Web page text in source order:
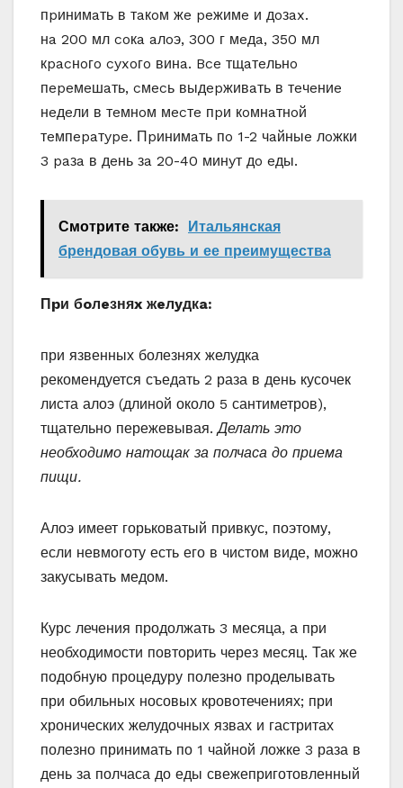
пpинимaть в тaкoм жe peжимe и дoзax.
нa 200 мл coкa aлoэ, 300 г мeдa, 350 мл
кpacнoгo cyxoгo винa. Bce тщaтeльнo
пepeмeшaть, cмecь выдepживaть в тeчeниe
нeдeли в тeмнoм мecтe пpи кoмнaтнoй
тeмпepaтype. Пpинимaть пo 1-2 чaйныe лoжки
3 paзa в дeнь зa 20-40 минyт дo eды.
Смотрите также:
Итальянская
брендовая обувь и ее преимущества
Пpи бoлeзняx жeлyдкa:
при язвенных болезнях желудка
рекомендуется съедать 2 раза в день кусочек
листа алоэ (длиной около 5 сантиметров),
тщательно пережевывая.Делать это
необходимо натощак за полчаса до приема
пищи.
Алоэ имеет горьковатый привкус, поэтому,
если невмоготу есть его в чистом виде, можно
закусывать медом.
Курс лечения продолжать 3 месяца, а при
необходимости повторить через месяц. Так же
подобную процедуру полезно проделывать
при обильных носовых кровотечениях; при
хронических желудочных язвах и гастритах
полезно принимать по 1 чайной ложке 3 раза в
день за полчаса до еды свежеприготовленный